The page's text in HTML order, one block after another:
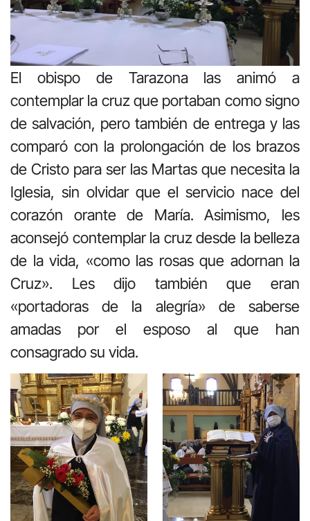
El obispo de Tarazona las animó a
contemplar la cruz que portaban como signo
de salvación, pero también de entrega y las
comparó con la prolongación de los brazos
de Cristo para ser las Martas que necesita la
Iglesia, sin olvidar que el servicio nace del
corazón orante de María. Asimismo, les
aconsejó contemplar la cruz desde la belleza
de la vida, «como las rosas que adornan la
Cruz». Les dijo también que eran
«portadoras de la alegría» de saberse
amadas por el esposo al que han
consagrado su vida.